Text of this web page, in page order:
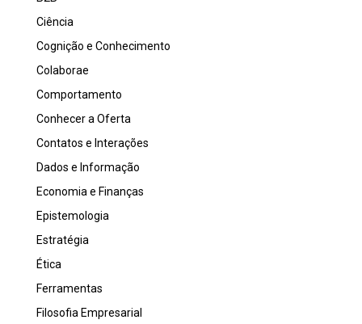
Ciência
Cognição e Conhecimento
Colaborae
Comportamento
Conhecer a Oferta
Contatos e Interações
Dados e Informação
Economia e Finanças
Epistemologia
Estratégia
Ética
Ferramentas
Filosofia Empresarial